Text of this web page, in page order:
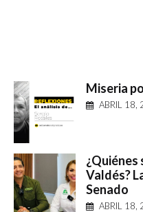
Miseria
ABRIL 18,
¿Quiénes
Valdés?
Senado
ABRIL 18,